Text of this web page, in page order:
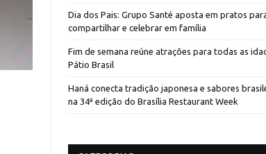
Dia dos Pais: Grupo Santé aposta em pratos
compartilhar e celebrar em família
Fim de semana reúne atrações para todas as
Pátio Brasil
Haná conecta tradição japonesa e sabores
na 34ª edição do Brasília Restaurant Week